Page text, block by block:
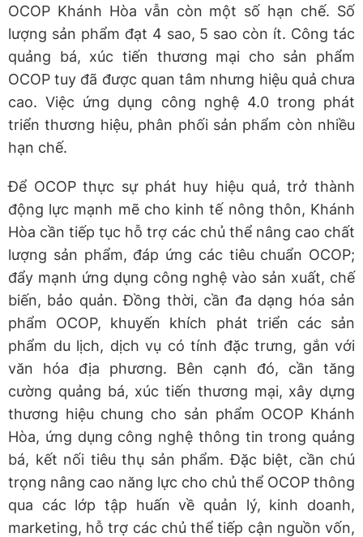
OCOP Khánh Hòa vẫn còn một số hạn chế. Số
lượng sản phẩm đạt 4 sao, 5 sao còn ít. Công tác
quảng bá, xúc tiến thương mại cho sản phẩm
OCOP tuy đã được quan tâm nhưng hiệu quả chưa
cao. Việc ứng dụng công nghệ 4.0 trong phát
triển thương hiệu, phân phối sản phẩm còn nhiều
hạn chế.
Để OCOP thực sự phát huy hiệu quả, trở thành
động lực mạnh mẽ cho kinh tế nông thôn, Khánh
Hòa cần tiếp tục hỗ trợ các chủ thể nâng cao chất
lượng sản phẩm, đáp ứng các tiêu chuẩn OCOP;
đẩy mạnh ứng dụng công nghệ vào sản xuất, chế
biến, bảo quản. Đồng thời, cần đa dạng hóa sản
phẩm OCOP, khuyến khích phát triển các sản
phẩm du lịch, dịch vụ có tính đặc trưng, gắn với
văn hóa địa phương. Bên cạnh đó, cần tăng
cường quảng bá, xúc tiến thương mại, xây dựng
thương hiệu chung cho sản phẩm OCOP Khánh
Hòa, ứng dụng công nghệ thông tin trong quảng
bá, kết nối tiêu thụ sản phẩm. Đặc biệt, cần chú
trọng nâng cao năng lực cho chủ thể OCOP thông
qua các lớp tập huấn về quản lý, kinh doanh,
marketing, hỗ trợ các chủ thể tiếp cận nguồn vốn,